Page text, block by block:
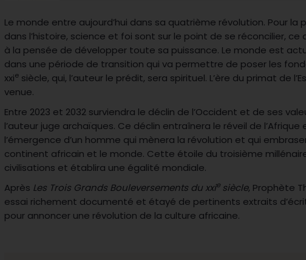
Le monde entre aujourd’hui dans sa quatrième révolution. Pour la
dans l’histoire, science et foi sont sur le point de se réconcilier,
à la pensée de développer toute sa puissance. Le monde est
dans une période de transition qui va permettre de poser les
xxie siècle, qui, l’auteur le prédit, sera spirituel. L’ère du primat de
venue.
Entre 2023 et 2032 surviendra le déclin de l’Occident et de ses
l’auteur juge archaïques. Ce déclin entraînera le réveil de l’Afrique
l’émergence d’un homme qui mènera la révolution et qui
continent africain et le monde. Cette étoile du troisième
civilisations et établira une égalité mondiale.
Après Les Trois Grands Bouleversements du xxie siècle, Prophète
essai richement documenté et étayé de pertinents extraits
pour annoncer une révolution de la culture africaine.